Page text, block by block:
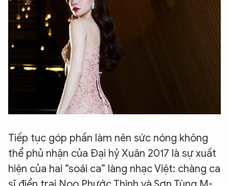
Tiếp tục góp phần làm nên sức nóng không
thể phủ nhận của Đại hỷ Xuân 2017 là sự xuất
hiện của hai “soái ca” làng nhạc Việt: chàng ca